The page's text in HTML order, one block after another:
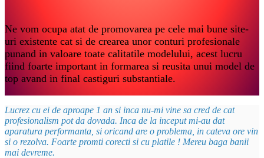
Ne vom ocupa atat de promovarea pe cele mai bune site-
uri existente cat si de crearea unor conturi profesionale
punand in valoare toate calitatile modelului, acest lucru
fiind foarte important in formarea si reusita unui model de
top avand in final castiguri substantiale.
Lucrez cu ei de aproape 1 an si inca nu-mi vine sa cred de cat
profesionalism pot da dovada. Inca de la inceput mi-au dat
aparatura performanta, si oricand are o problema, in cateva ore vin
si o rezolva. Foarte promti corecti si cu platile ! Mereu baga banii
mai devreme.